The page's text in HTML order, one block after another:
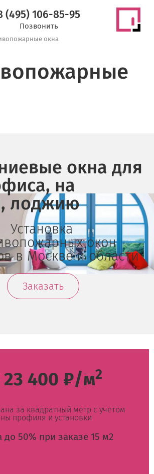
(495) 106-85-95
Позвонить
окна
окна для
на
лоджию
Установка
окон
в Москве и области
Заказать
23 400 ₽/м2
за квадратный метр с учетом
профиля и установки
до 50% при заказе 15 м2